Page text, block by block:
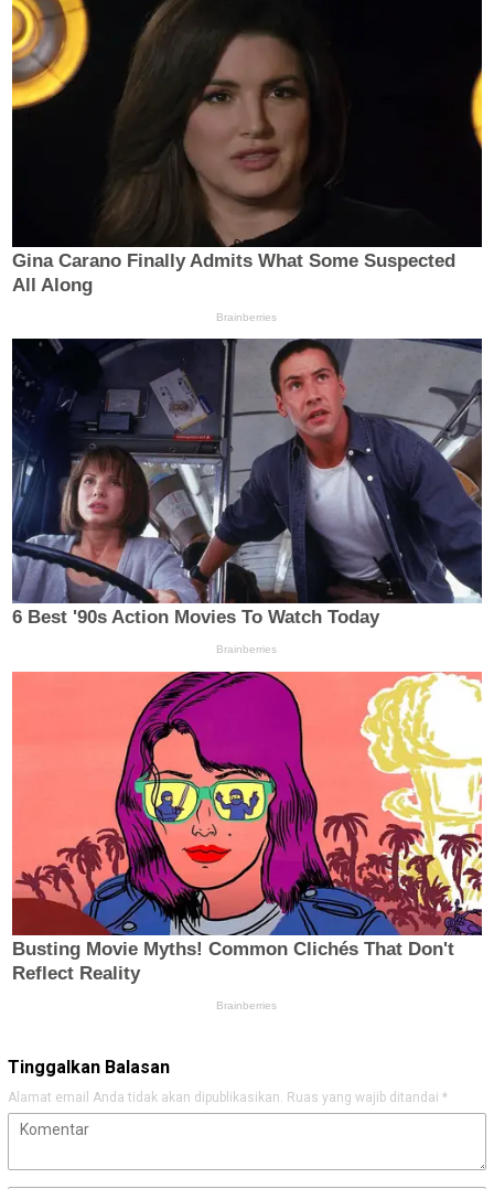
Tinggalkan Balasan
Alamat email Anda tidak akan dipublikasikan. Ruas yang wajib ditandai *